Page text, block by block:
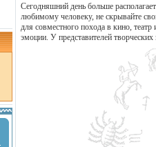
Сегодняшний день больше
любимому человеку, не скрывайте
для совместного похода в кино,
эмоции. У представителей